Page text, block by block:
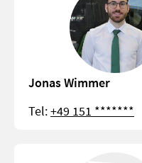
Jonas Wimmer
Tel:+49 151 *******